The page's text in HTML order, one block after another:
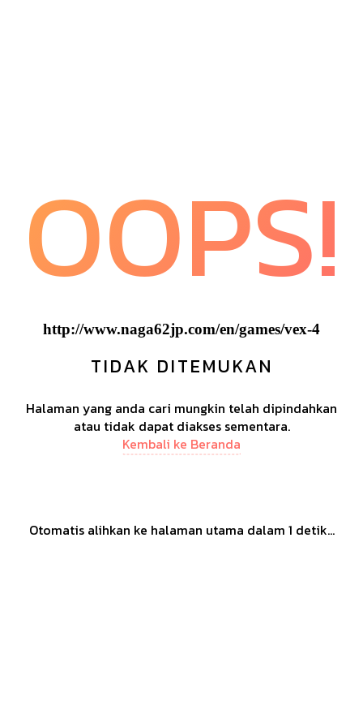
OOPS!
http://www.naga62jp.com/en/games/vex-4
TIDAK DITEMUKAN
Halaman yang anda cari mungkin telah dipindahkan
atau tidak dapat diakses sementara.
Kembali ke Beranda
Otomatis alihkan ke halaman utama dalam 1 detik...